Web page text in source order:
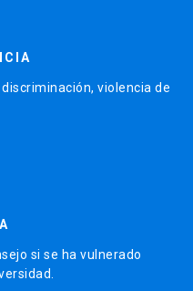
violencia de
si se ha vulnerado